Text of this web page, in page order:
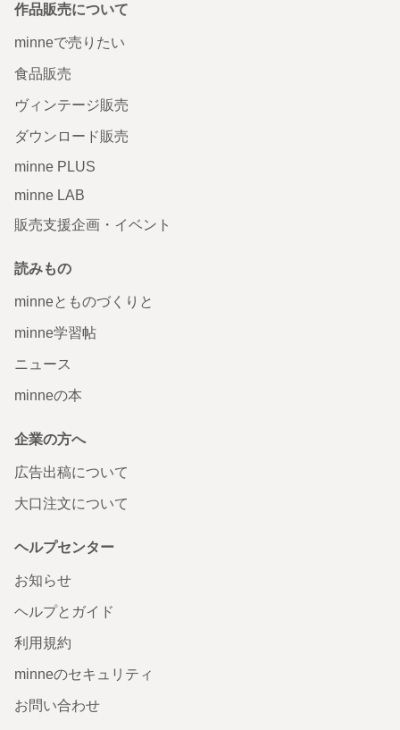
作品販売について
minneで売りたい
食品販売
ヴィンテージ販売
ダウンロード販売
minne PLUS
minne LAB
販売支援企画・イベント
読みもの
minneとものづくりと
minne学習帖
ニュース
minneの本
企業の方へ
広告出稿について
大口注文について
ヘルプセンター
お知らせ
ヘルプとガイド
利用規約
minneのセキュリティ
お問い合わせ